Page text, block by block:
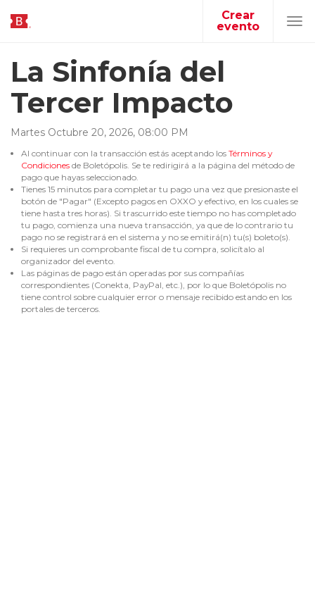
Crear
evento
La Sinfonía del
Tercer Impacto
Martes Octubre 20, 2026, 08:00 PM
Al continuar con la transacción estás aceptando los Términos y
Condiciones de Boletópolis. Se te redirigirá a la página del método de
pago que hayas seleccionado.
Tienes 15 minutos para completar tu pago una vez que presionaste el
botón de "Pagar" (Excepto pagos en OXXO y efectivo, en los cuales se
tiene hasta tres horas). Si trascurrido este tiempo no has completado
tu pago, comienza una nueva transacción, ya que de lo contrario tu
pago no se registrará en el sistema y no se emitirá(n) tu(s) boleto(s).
Si requieres un comprobante fiscal de tu compra, solicítalo al
organizador del evento.
Las páginas de pago están operadas por sus compañías
correspondientes (Conekta, PayPal, etc.), por lo que Boletópolis no
tiene control sobre cualquier error o mensaje recibido estando en los
portales de terceros.